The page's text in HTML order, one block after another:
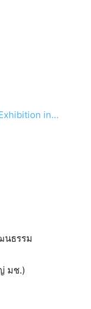
in…
นธรรม
มช.)